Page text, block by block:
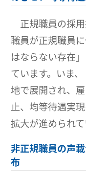
正規職員の採
職員が正規職員
はならない存在
ています。いま
地で展開され、
止、均等待遇実
拡大が進められて
非正規職員の声
布